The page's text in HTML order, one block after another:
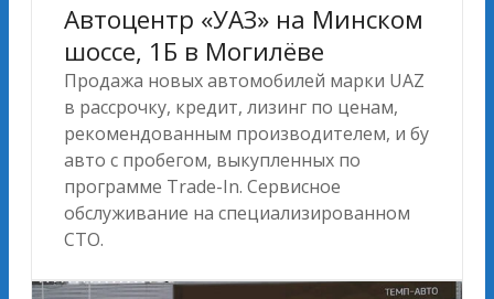
Автоцентр «УАЗ» на Минском
шоссе, 1Б в Могилёве
Продажа новых автомобилей марки UAZ
в рассрочку, кредит, лизинг по ценам,
рекомендованным производителем, и бу
авто с пробегом, выкупленных по
программе Trade-In. Сервисное
обслуживание на специализированном
СТО.